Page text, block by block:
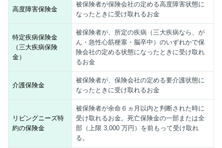
高度障害保険金
被保険者が保険会社の定める高度障害状態に
なったときに受け取れるお金
特定疾病保険金
（三大疾病保険
金）
被保険者が、所定の疾病（三大疾病なら、が
ん・急性心筋梗塞・脳卒中）のいずれかで保
険会社の定める状態になったときに受け取れ
るお金
介護保険金
被保険者が、保険会社の定める要介護状態に
なったときに受け取れるお金
リビングニーズ特
約の保険金
被保険者が余命６ヵ月以内と判断された時に
受け取れるお金。死亡保険金の一部または全
部（上限 3,000 万円）を前もって受け取れ
る。